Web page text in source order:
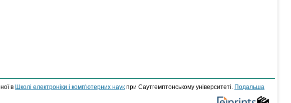
в Школі електроніки і комп'ютерних наук при Саутгемптонському університеті.
Подальша